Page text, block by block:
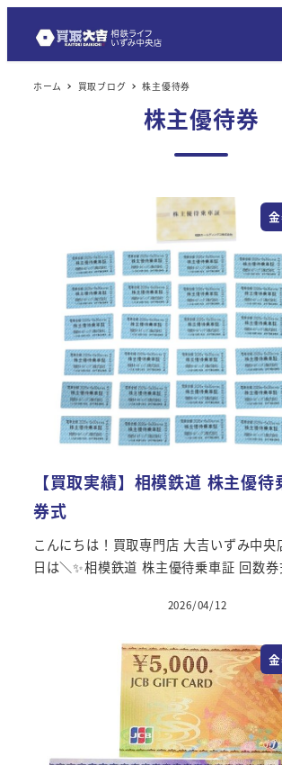
ホーム 買取ブログ 株主優待券
株主優待券
【買取実績】相模鉄道 株主優
券式
こんにちは！買取専門店 大吉いずみ中
日は＼✨相模鉄道 株主優待乗車証 回数
2026/04/12